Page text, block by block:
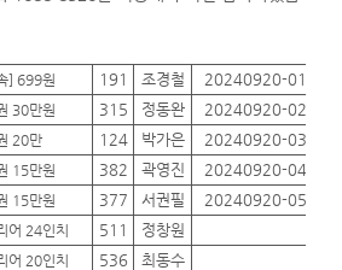
] 699원 191 조경철 20240920-01
30만원 315 정동완 20240920-02
20만 124 박가은 20240920-03
15만원 382 곽영진 20240920-04
15만원 377 서권필 20240920-05
어 24인치 511 정창원
어 20인치 536 최동수